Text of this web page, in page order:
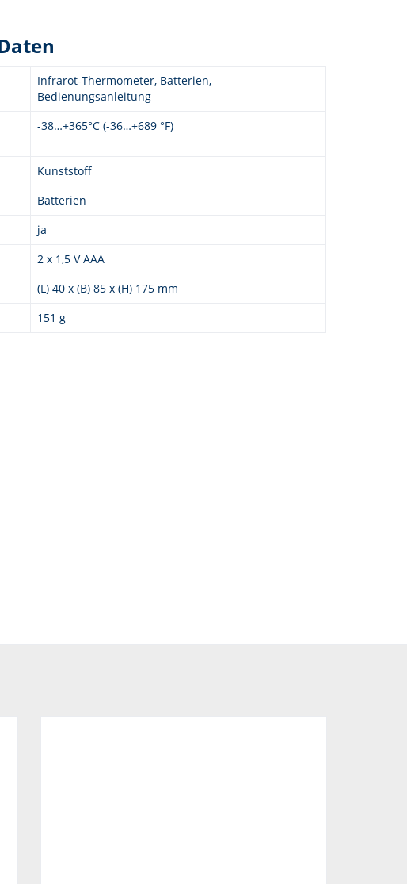
Infrarot-Thermometer, Batterien,
Bedienungsanleitung
-38…+365°C (-36…+689 °F)
Kunststoff
Batterien
ja
2 x 1,5 V AAA
(L) 40 x (B) 85 x (H) 175 mm
151 g